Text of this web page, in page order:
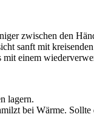
zwischen den
sanft mit
mit einem
lagern.
bei Wärme.